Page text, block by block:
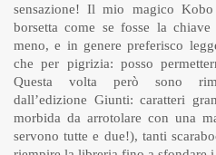
sensazione! Il mio magico
borsetta come se fosse la
meno, e in genere preferisco
che per pigrizia: posso
Questa volta però sono
dall’edizione Giunti: caratteri
morbida da arrotolare con una
servono tutte e due!), tanti